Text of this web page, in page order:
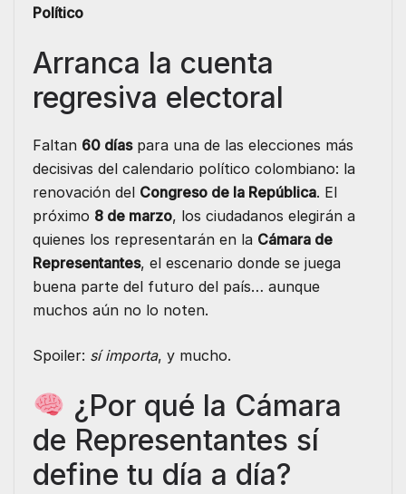
k
Político
Arranca la cuenta
regresiva electoral
Faltan 60 díaspara una de las elecciones más
decisivas del calendario político colombiano: la
renovación del Congreso de la República. El
próximo 8 de marzo, los ciudadanos elegirán a
quienes los representarán en la Cámara de
Representantes, el escenario donde se juega
buena parte del futuro del país… aunque
muchos aún no lo noten.
Spoiler: sí importa, y mucho.
¿Por qué la Cámara
de Representantes sí
define tu día a día?